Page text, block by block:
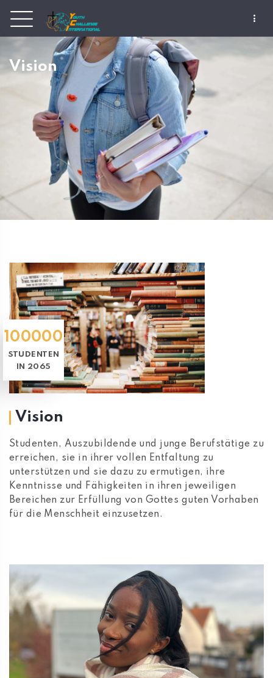
Vision
100000
STUDENTEN
IN 2065
Vision
Studenten, Auszubildende und junge Berufstätige zu
erreichen, sie in ihrer vollen Entfaltung zu
unterstützen und sie dazu zu ermutigen, ihre
Kenntnisse und Fähigkeiten in ihren jeweiligen
Bereichen zur Erfüllung von Gottes guten Vorhaben
für die Menschheit einzusetzen.